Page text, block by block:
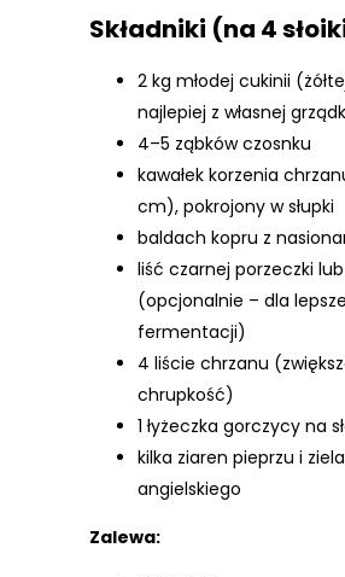
Składniki (na 4
2 kg młodej cukinii
najlepiej z własnej
4–5 ząbków czosnku
kawałek korzenia
cm), pokrojony w słupki
baldach kopru z
liść czarnej porzeczki
(opcjonalnie – dla
fermentacji)
4 liście chrzanu
chrupkość)
1 łyżeczka gorczycy na
kilka ziaren pieprzu i ziela
angielskiego
Zalewa: